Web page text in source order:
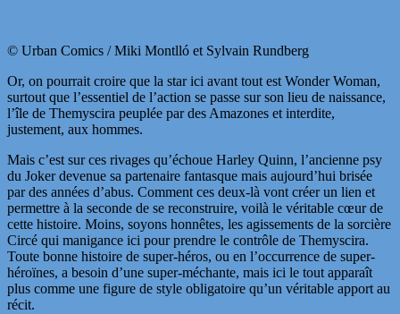
© Urban Comics / Miki Montlló et Sylvain Rundberg
Or, on pourrait croire que la star ici avant tout est Wonder Woman,
surtout que l’essentiel de l’action se passe sur son lieu de naissance,
l’île de Themyscira peuplée par des Amazones et interdite,
justement, aux hommes.
Mais c’est sur ces rivages qu’échoue Harley Quinn, l’ancienne psy
du Joker devenue sa partenaire fantasque mais aujourd’hui brisée
par des années d’abus. Comment ces deux-là vont créer un lien et
permettre à la seconde de se reconstruire, voilà le véritable cœur de
cette histoire. Moins, soyons honnêtes, les agissements de la sorcière
Circé qui manigance ici pour prendre le contrôle de Themyscira.
Toute bonne histoire de super-héros, ou en l’occurrence de super-
héroïnes, a besoin d’une super-méchante, mais ici le tout apparaît
plus comme une figure de style obligatoire qu’un véritable apport au
récit.